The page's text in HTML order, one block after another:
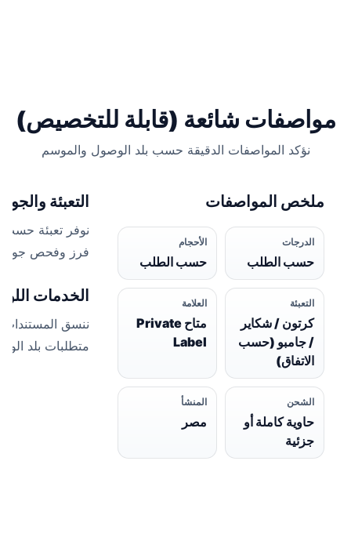
مواصفات شائعة (قابلة للتخصيص)
نؤكد المواصفات الدقيقة حسب بلد الوصول والموسم
ملخص المواصفات
الدرجات
حسب الطلب
الأحجام
حسب الطلب
التعبئة
كرتون / شكاير
/ جامبو (حسب
الاتفاق)
العلامة
متاح Private
Label
الشحن
حاوية كاملة أو
جزئية
المنشأ
مصر
التعبئة
نوفر تعبئة
فرز وفحص
الخدمات
ننسق
متطلبات بلد